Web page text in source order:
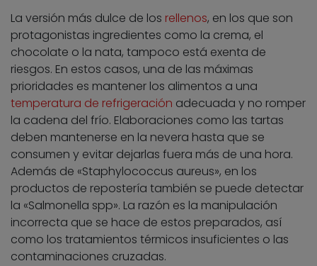
La versión más dulce de los rellenos, en los que son
protagonistas ingredientes como la crema, el
chocolate o la nata, tampoco está exenta de
riesgos. En estos casos, una de las máximas
prioridades es mantener los alimentos a una
temperatura de refrigeración adecuada y no romper
la cadena del frío. Elaboraciones como las tartas
deben mantenerse en la nevera hasta que se
consumen y evitar dejarlas fuera más de una hora.
Además de «Staphylococcus aureus», en los
productos de repostería también se puede detectar
la «Salmonella spp». La razón es la manipulación
incorrecta que se hace de estos preparados, así
como los tratamientos térmicos insuficientes o las
contaminaciones cruzadas.